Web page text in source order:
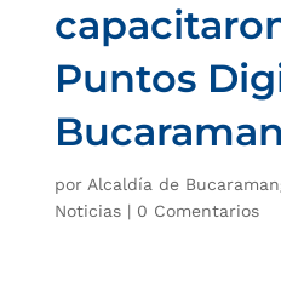
Puntos
por Alcaldía de
Noticias| 0 Comentarios